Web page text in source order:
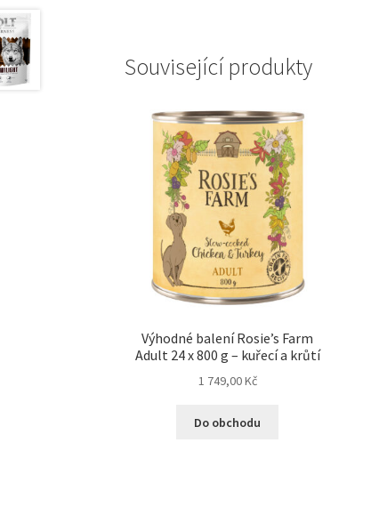
Související produkty
Výhodné balení Rosie’s Farm
Adult 24 x 800 g – kuřecí a krůtí
1 749,00Kč
Do obchodu